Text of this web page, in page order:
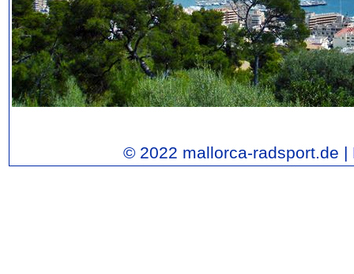
© 2022 mallorca-radsport.de |